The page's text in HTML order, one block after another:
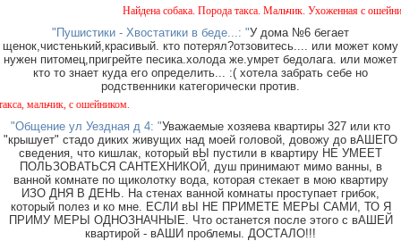
Найдена собака. Порода такса. Мальчик. Ухоженная с
"Пушистики - Хвостатики в беде...: "У дома №6 бегает
щенок,чистенький,красивый. кто потерял?отзовитесь.... или может кому
нужен питомец,пригрейте песика.холода же.умрет бедолага. или может
кто то знает куда его определить... :( хотела забрать себе но
родственники категорически против.
с ошейником.
"Общение ул Уездная д 4: "Уважаемые хозяева квартиры 327 или кто
"крышует" стадо диких живущих над моей головой, довожу до вАШЕГО
сведения, что кишлак, который вЫ пустили в квартиру НЕ УМЕЕТ
ПОЛЬЗОВАТЬСЯ САНТЕХНИКОЙ, душ принимают мимо ванны, в
ванной комнате по щиколотку вода, которая стекает в мою квартиру
ИЗО ДНЯ В ДЕНЬ. На стенах ванной комнаты проступает грибок,
который полез и ко мне. ЕСЛИ вЫ НЕ ПРИМЕТЕ МЕРЫ САМИ, ТО Я
ПРИМУ МЕРЫ ОДНОЗНАЧНЫЕ. Что останется после этого с вАШЕЙ
квартирой - вАШИ проблемы. ДОСТАЛО!!!